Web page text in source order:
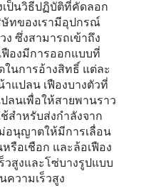
เป็นวิธีปฏิบัติที่คัดลอก
ทของเรามีอุปกรณ์
ซึ่งสามารถเข้าถึง
องมีการออกแบบที่
นการอ้างสิทธิ์ แต่ละ
แปลน เฟืองบางตัวที่
ลนเพื่อให้สายพานราว
สำหรับส่งกำลังจาก
อนุญาตให้มีการเลื่อน
รือเชือก และล้อเฟือง
วสูงและโซ่บางรูปแบบ
ความเร็วสูง